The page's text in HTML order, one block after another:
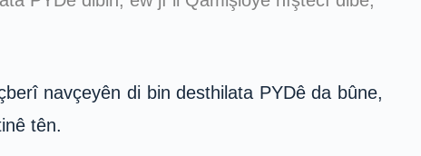
navçeyên di bin desthilata PYDê da bûne,
tên.